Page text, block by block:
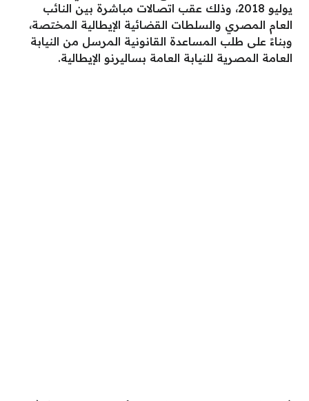
يوليو 2018، وذلك عقب اتصالات مباشرة بين النائب
العام المصري والسلطات القضائية الإيطالية المختصة،
وبناءً على طلب المساعدة القانونية المرسل من النيابة
العامة المصرية للنيابة العامة بساليرنو الإيطالية.